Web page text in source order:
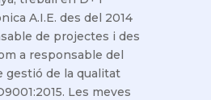
A.I.E. des del 2014
de projectes i des
a responsable del
gestió de la qualitat
Les meves